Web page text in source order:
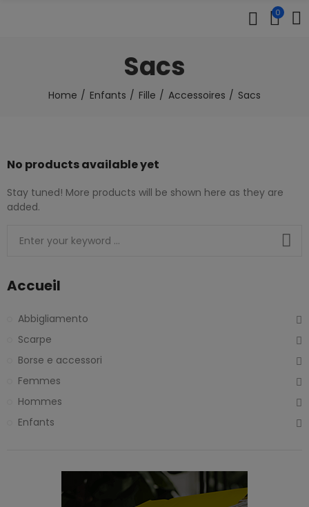
0
Sacs
Home Enfants Fille Accessoires Sacs
No products available yet
Stay tuned! More products will be shown here as they are
added.
Accueil
Abbigliamento
Scarpe
Borse e accessori
Femmes
Hommes
Enfants